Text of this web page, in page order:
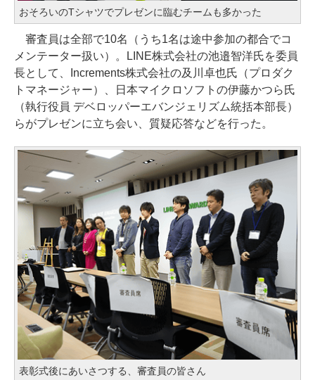
おそろいのTシャツでプレゼンに臨むチームも多かった
審査員は全部で10名（うち1名は途中参加の都合でコ
メンテーター扱い）。LINE株式会社の池邉智洋氏を委員
長として、Increments株式会社の及川卓也氏（プロダク
トマネージャー）、日本マイクロソフトの伊藤かつら氏
（執行役員 デベロッパーエバンジェリズム統括本部長）
らがプレゼンに立ち会い、質疑応答などを行った。
表彰式後にあいさつする、審査員の皆さん